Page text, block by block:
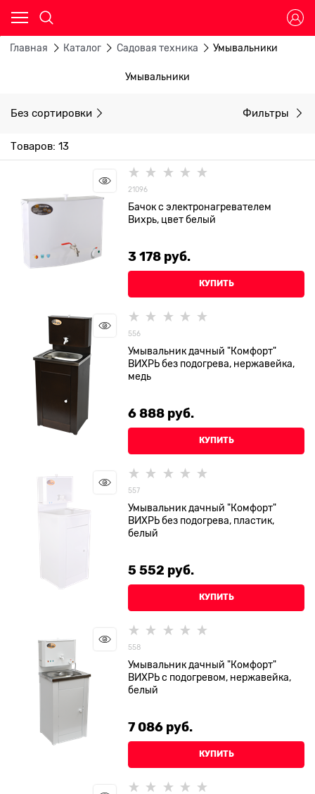
Главная Каталог Садовая техника Умывальники
Умывальники
Без сортировки Фильтры
Товаров: 13
21096
Бачок с электронагревателем
Вихрь, цвет белый
3 178 руб.
КУПИТЬ
556
Умывальник дачный "Комфорт"
ВИХРЬ без подогрева, нержавейка,
медь
6 888 руб.
КУПИТЬ
557
Умывальник дачный "Комфорт"
ВИХРЬ без подогрева, пластик,
белый
5 552 руб.
КУПИТЬ
558
Умывальник дачный "Комфорт"
ВИХРЬ с подогревом, нержавейка,
белый
7 086 руб.
КУПИТЬ